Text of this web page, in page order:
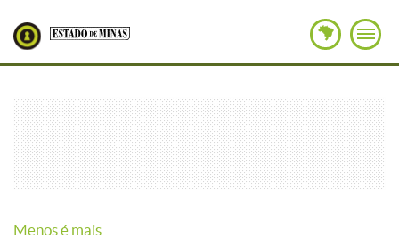
Menos é mais